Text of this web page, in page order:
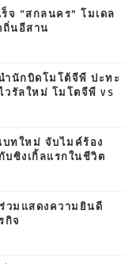
จ “สกลนคร” โมเดล
ถิ่นอีสาน
นักบิดโมโต้จีพี ปะทะ
วรัลใหม่ โมโตจีพี vs
บทใหม่ จับไมค์ร้อง
บซิงเกิ้ลแรกในชีวิต
วมแสดงความยินดี
กิจ